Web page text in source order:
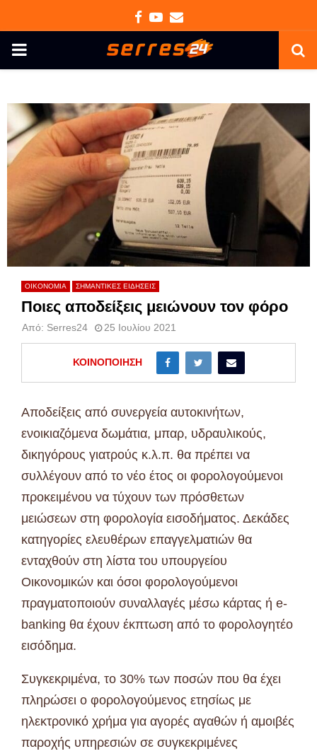
Facebook
Youtube
Email
PRIMARY
ΟΙΚΟΝΟΜΙΑ ΣΗΜΑΝΤΙΚΕΣ ΕΙΔΗΣΕΙΣ
Ποιες αποδείξεις μειώνουν τον φόρο
Από: Serres24 25 Ιουλίου 2021
ΚΟΙΝΟΠΟΊΗΣΗ
Αποδείξεις από συνεργεία αυτοκινήτων,
ενοικιαζόμενα δωμάτια, μπαρ, υδραυλικούς,
δικηγόρους γιατρούς κ.λ.π. θα πρέπει να
συλλέγουν από το νέο έτος οι φορολογούμενοι
προκειμένου να τύχουν των πρόσθετων
μειώσεων στη φορολογία εισοδήματος. Δεκάδες
κατηγορίες ελευθέρων επαγγελματιών θα
ενταχθούν στη λίστα του υπουργείου
Οικονομικών και όσοι φορολογούμενοι
πραγματοποιούν συναλλαγές μέσω κάρτας ή e-
banking θα έχουν έκπτωση από το φορολογητέο
εισόδημα.
Συγκεκριμένα, το 30% των ποσών που θα έχει
πληρώσει ο φορολογούμενος ετησίως με
ηλεκτρονικό χρήμα για αγορές αγαθών ή αμοιβές
παροχής υπηρεσιών σε συγκεκριμένες